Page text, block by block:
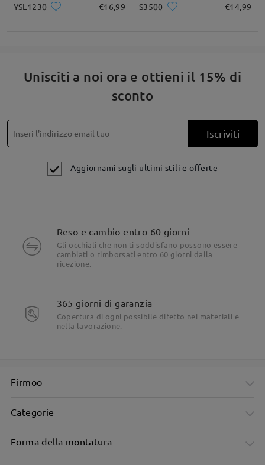
YSL1230 €16,99 S3500 €14,99
Unisciti a noi ora e ottieni il 15% di
sconto
Iscriviti
Aggiornami sugli ultimi stili e offerte
Reso e cambio entro 60 giorni
Gli occhiali che non ti soddisfano possono essere
cambiati o rimborsati entro 60 giorni dalla
ricezione.
365 giorni di garanzia
Copertura di ogni possibile difetto nei materiali e
nella lavorazione.
Firmoo
Categorie
Forma della montatura